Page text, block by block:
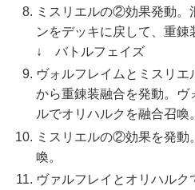
ミスリエルの②効果発動。
ンをデッキに戻して、重錬
↓ バトルフェイズ
ヴォルフレイムとミスリ
から重錬装融合を発動。ヴ
ルでオリハルクを融合召喚。
ミスリエルの②効果を発動
喚。
ヴァルフレイとオリハルク